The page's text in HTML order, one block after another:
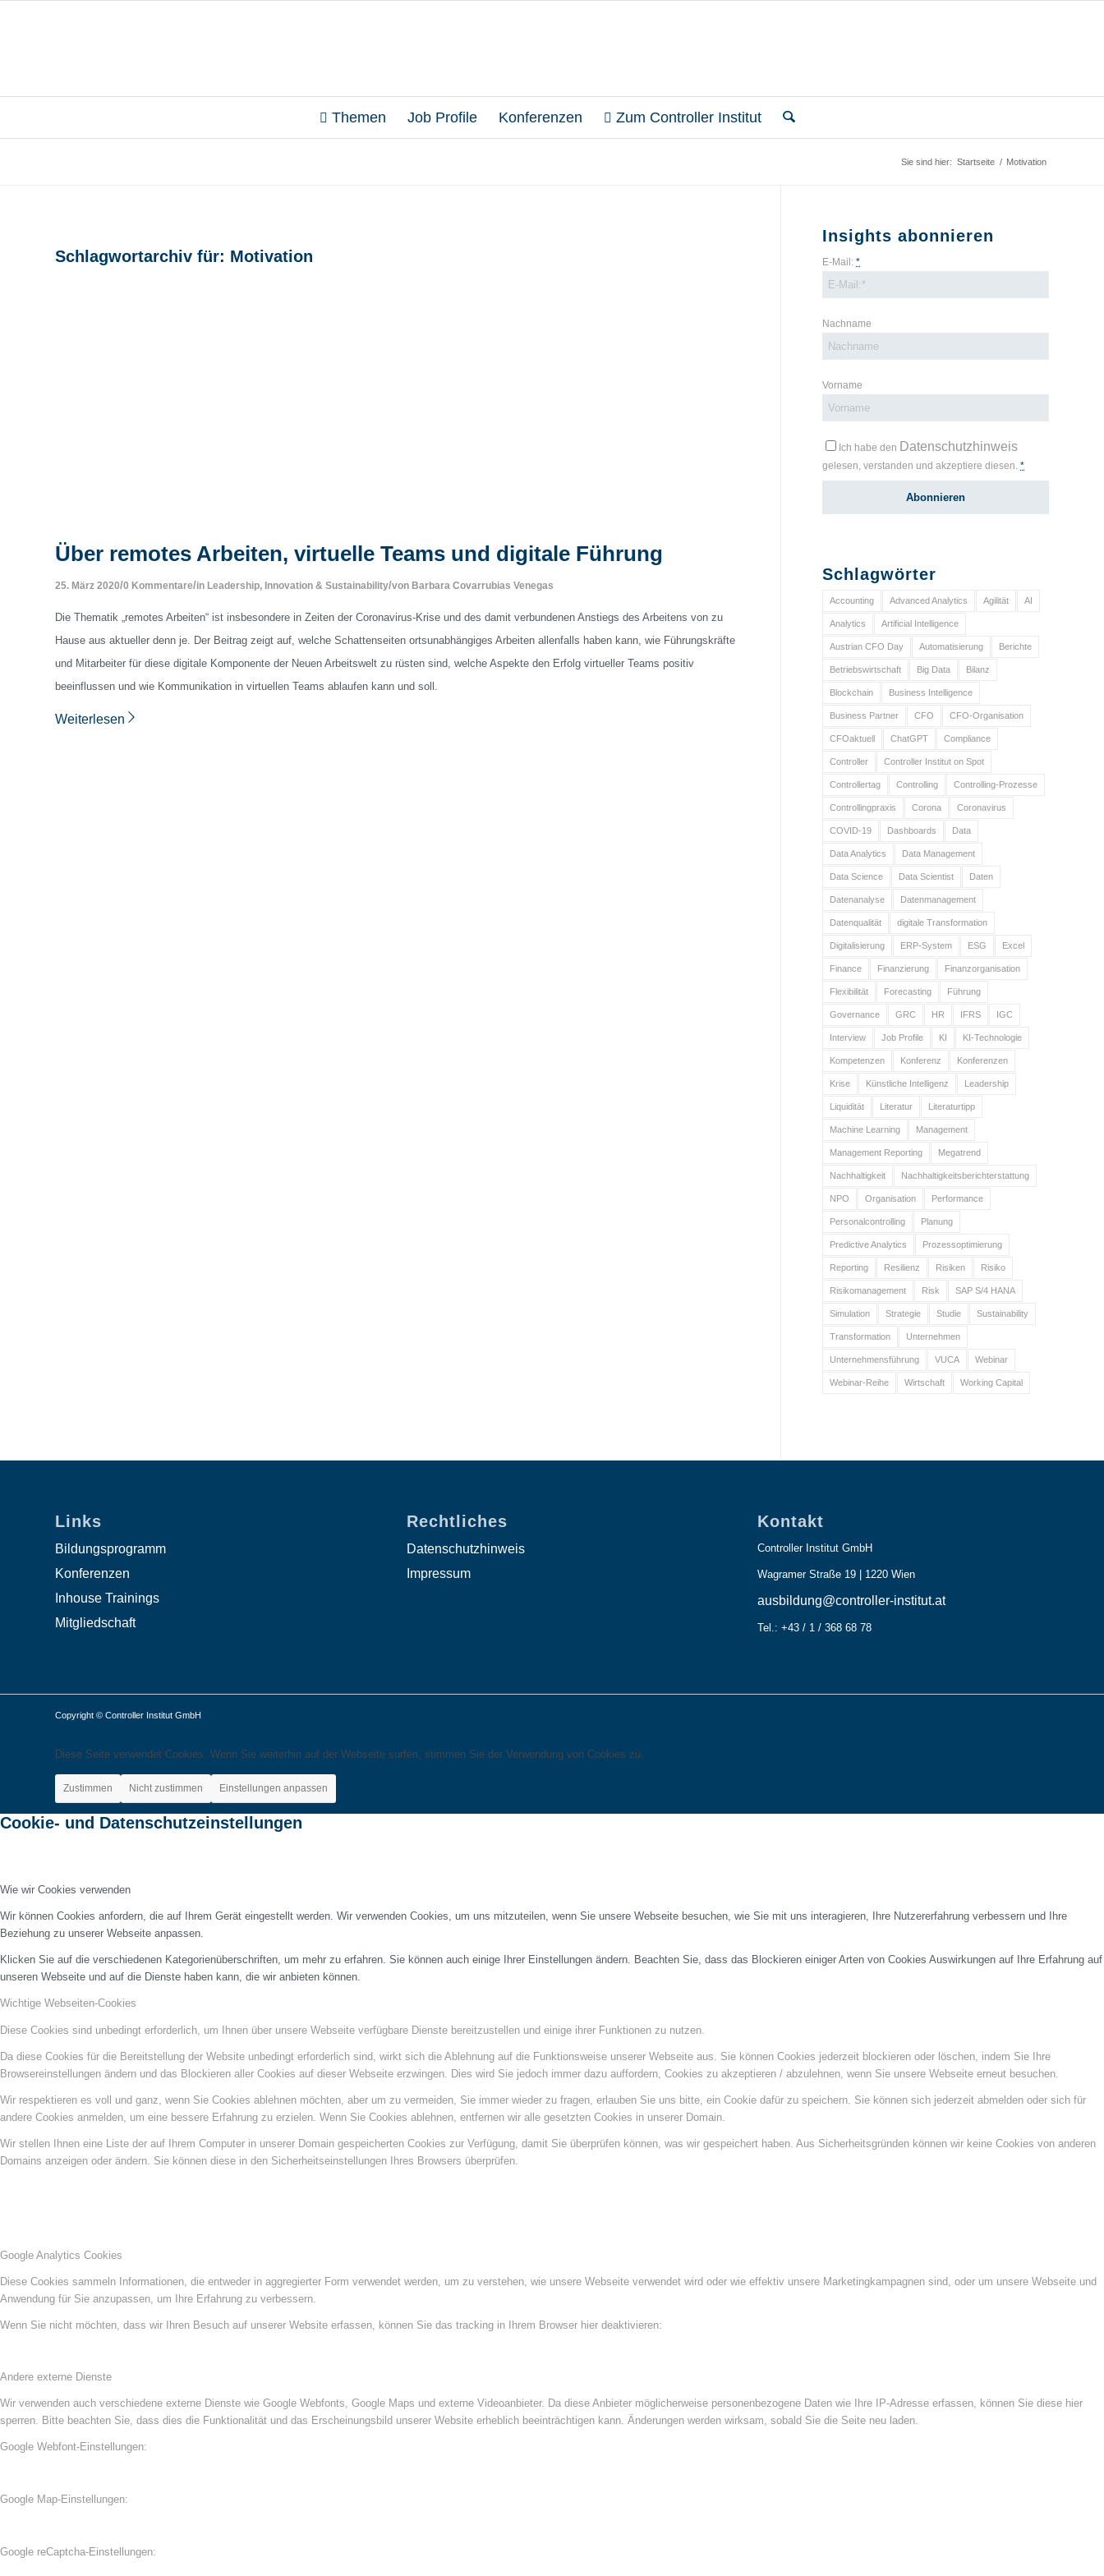
Themen Job Profile Konferenzen Zum Controller Institut
Sie sind hier: Startseite / Motivation
Schlagwortarchiv für: Motivation
Über remotes Arbeiten, virtuelle Teams und digitale Führung
25. März 2020/0 Kommentare/in Leadership, Innovation & Sustainability/von Barbara Covarrubias Venegas
Die Thematik „remotes Arbeiten“ ist insbesondere in Zeiten der Coronavirus-Krise und des damit verbundenen Anstiegs des Arbeitens von zu
Hause aus aktueller denn je. Der Beitrag zeigt auf, welche Schattenseiten ortsunabhängiges Arbeiten allenfalls haben kann, wie Führungskräfte
und Mitarbeiter für diese digitale Komponente der Neuen Arbeitswelt zu rüsten sind, welche Aspekte den Erfolg virtueller Teams positiv
beeinflussen und wie Kommunikation in virtuellen Teams ablaufen kann und soll.
Weiterlesen
Insights abonnieren
E-Mail:*
Nachname
Vorname
Ich habe den Datenschutzhinweis
gelesen, verstanden und akzeptiere diesen.*
Schlagwörter
Accounting Advanced Analytics Agilität AI
Analytics Artificial Intelligence
Austrian CFO Day Automatisierung Berichte
Betriebswirtschaft Big Data Bilanz
Blockchain Business Intelligence
Business Partner CFO CFO-Organisation
CFOaktuell ChatGPT Compliance
Controller Controller Institut on Spot
Controllertag Controlling Controlling-Prozesse
Controllingpraxis Corona Coronavirus
COVID-19 Dashboards Data
Data Analytics Data Management
Data Science Data Scientist Daten
Datenanalyse Datenmanagement
Datenqualität digitale Transformation
Digitalisierung ERP-System ESG Excel
Finance Finanzierung Finanzorganisation
Flexibilität Forecasting Führung
Governance GRC HR IFRS IGC
Interview Job Profile KI KI-Technologie
Kompetenzen Konferenz Konferenzen
Krise Künstliche Intelligenz Leadership
Liquidität Literatur Literaturtipp
Machine Learning Management
Management Reporting Megatrend
Nachhaltigkeit Nachhaltigkeitsberichterstattung
NPO Organisation Performance
Personalcontrolling Planung
Predictive Analytics Prozessoptimierung
Reporting Resilienz Risiken Risiko
Risikomanagement Risk SAP S/4 HANA
Simulation Strategie Studie Sustainability
Transformation Unternehmen
Unternehmensführung VUCA Webinar
Webinar-Reihe Wirtschaft Working Capital
Links
Bildungsprogramm
Konferenzen
Inhouse Trainings
Mitgliedschaft
Rechtliches
Datenschutzhinweis
Impressum
Kontakt
Controller Institut GmbH
Wagramer Straße 19 | 1220 Wien
ausbildung@controller-institut.at
Tel.: +43 / 1 / 368 68 78
Copyright © Controller Institut GmbH
Diese Seite verwendet Cookies. Wenn Sie weiterhin auf der Webseite surfen, stimmen Sie der Verwendung von Cookies zu.
Zustimmen Nicht zustimmen Einstellungen anpassen
Cookie- und Datenschutzeinstellungen
Wie wir Cookies verwenden
Wir können Cookies anfordern, die auf Ihrem Gerät eingestellt werden. Wir verwenden Cookies, um uns mitzuteilen, wenn Sie unsere Webseite besuchen, wie Sie mit uns interagieren, Ihre Nutzererfahrung verbessern und Ihre
Beziehung zu unserer Webseite anpassen.
Klicken Sie auf die verschiedenen Kategorienüberschriften, um mehr zu erfahren. Sie können auch einige Ihrer Einstellungen ändern. Beachten Sie, dass das Blockieren einiger Arten von Cookies Auswirkungen auf Ihre Erfahrung auf
unseren Webseite und auf die Dienste haben kann, die wir anbieten können.
Wichtige Webseiten-Cookies
Diese Cookies sind unbedingt erforderlich, um Ihnen über unsere Webseite verfügbare Dienste bereitzustellen und einige ihrer Funktionen zu nutzen.
Da diese Cookies für die Bereitstellung der Website unbedingt erforderlich sind, wirkt sich die Ablehnung auf die Funktionsweise unserer Webseite aus. Sie können Cookies jederzeit blockieren oder löschen, indem Sie Ihre
Browsereinstellungen ändern und das Blockieren aller Cookies auf dieser Webseite erzwingen. Dies wird Sie jedoch immer dazu auffordern, Cookies zu akzeptieren / abzulehnen, wenn Sie unsere Webseite erneut besuchen.
Wir respektieren es voll und ganz, wenn Sie Cookies ablehnen möchten, aber um zu vermeiden, Sie immer wieder zu fragen, erlauben Sie uns bitte, ein Cookie dafür zu speichern. Sie können sich jederzeit abmelden oder sich für
andere Cookies anmelden, um eine bessere Erfahrung zu erzielen. Wenn Sie Cookies ablehnen, entfernen wir alle gesetzten Cookies in unserer Domain.
Wir stellen Ihnen eine Liste der auf Ihrem Computer in unserer Domain gespeicherten Cookies zur Verfügung, damit Sie überprüfen können, was wir gespeichert haben. Aus Sicherheitsgründen können wir keine Cookies von anderen
Domains anzeigen oder ändern. Sie können diese in den Sicherheitseinstellungen Ihres Browsers überprüfen.
Google Analytics Cookies
Diese Cookies sammeln Informationen, die entweder in aggregierter Form verwendet werden, um zu verstehen, wie unsere Webseite verwendet wird oder wie effektiv unsere Marketingkampagnen sind, oder um unsere Webseite und
Anwendung für Sie anzupassen, um Ihre Erfahrung zu verbessern.
Wenn Sie nicht möchten, dass wir Ihren Besuch auf unserer Website erfassen, können Sie das tracking in Ihrem Browser hier deaktivieren:
Andere externe Dienste
Wir verwenden auch verschiedene externe Dienste wie Google Webfonts, Google Maps und externe Videoanbieter. Da diese Anbieter möglicherweise personenbezogene Daten wie Ihre IP-Adresse erfassen, können Sie diese hier
sperren. Bitte beachten Sie, dass dies die Funktionalität und das Erscheinungsbild unserer Website erheblich beeinträchtigen kann. Änderungen werden wirksam, sobald Sie die Seite neu laden.
Google Webfont-Einstellungen:
Google Map-Einstellungen:
Google reCaptcha-Einstellungen: